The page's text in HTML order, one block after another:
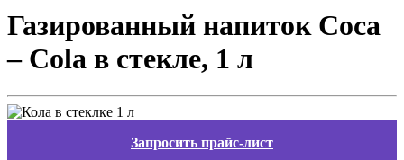
Газированный напиток Coca
– Cola в стекле, 1 л
Запросить прайс-лист